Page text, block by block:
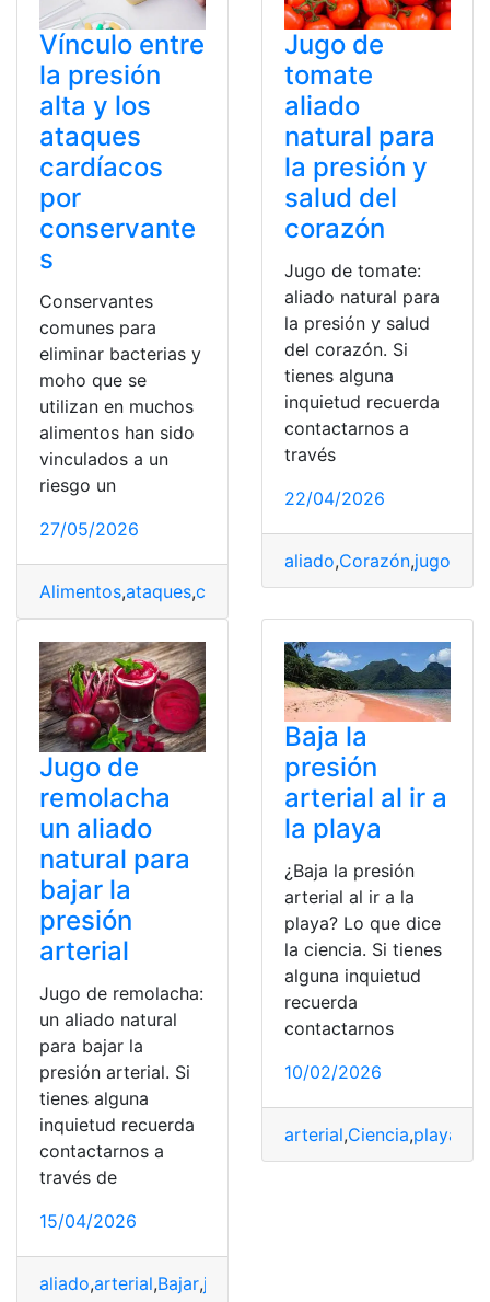
Vínculo entre
la presión
alta y los
ataques
cardíacos
por
conservante
s
Conservantes
comunes para
eliminar bacterias y
moho que se
utilizan en muchos
alimentos han sido
vinculados a un
riesgo un
27/05/2026
Alimentos,ataques,cardíacos,conservantes,Ecuador,
Jugo de
tomate
aliado
natural para
la presión y
salud del
corazón
Jugo de tomate:
aliado natural para
la presión y salud
del corazón. Si
tienes alguna
inquietud recuerda
contactarnos a
través
22/04/2026
aliado,Corazón,jugo
Jugo de
remolacha
un aliado
natural para
bajar la
presión
arterial
Jugo de remolacha:
un aliado natural
para bajar la
presión arterial. Si
tienes alguna
inquietud recuerda
contactarnos a
través de
15/04/2026
aliado,arterial,Bajar,jugo
Baja la
presión
arterial al ir a
la playa
¿Baja la presión
arterial al ir a la
playa? Lo que dice
la ciencia. Si tienes
alguna inquietud
recuerda
contactarnos
10/02/2026
arterial,Ciencia,playa